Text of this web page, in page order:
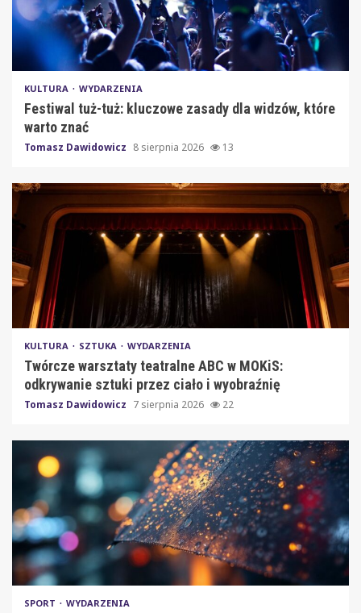
KULTURA WYDARZENIA
Festiwal tuż-tuż: kluczowe zasady dla widzów, które
warto znać
Tomasz Dawidowicz 8 sierpnia 2026 13
KULTURA SZTUKA WYDARZENIA
Twórcze warsztaty teatralne ABC w MOKiS:
odkrywanie sztuki przez ciało i wyobraźnię
Tomasz Dawidowicz 7 sierpnia 2026 22
SPORT WYDARZENIA